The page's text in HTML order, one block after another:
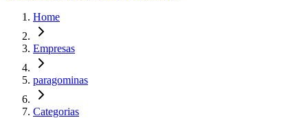
Home
Empresas
paragominas
Categorias